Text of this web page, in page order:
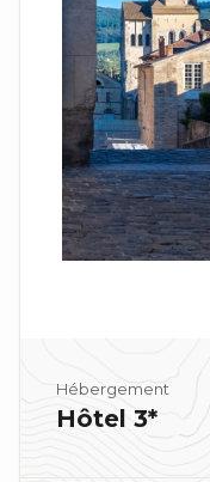
Hébergement
Hôtel 3*